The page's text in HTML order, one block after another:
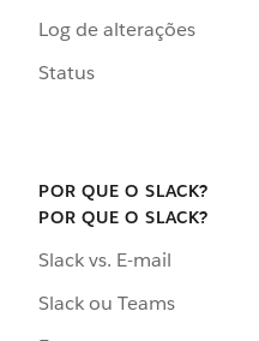
Log de alterações
Status
POR QUE O SLACK?
POR QUE O SLACK?
Slack vs. E-mail
Slack ou Teams